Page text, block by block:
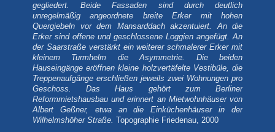
gegliedert. Beide Fassaden sind durch deutlich
unregelmäßig angeordnete breite Erker mit hohen
Quergiebeln vor dem Mansarddach akzentuiert. An die
Erker sind offene und geschlossene Loggien angefügt. An
der Saarstraße verstärkt ein weiterer schmalerer Erker mit
kleinem Turmhelm die Asymmetrie. Die beiden
Hauseingänge eröffnen kleine holzvertäfelte Vestibüle, die
Treppenaufgänge erschließen jeweils zwei Wohnungen pro
Geschoss. Das Haus gehört zum Berliner
Reformmietshausbau und erinnert an Mietwohnhäuser von
Albert Geßner, etwa an die Einküchenhäuser in der
Wilhelmshöher Straße. Topographie Friedenau, 2000